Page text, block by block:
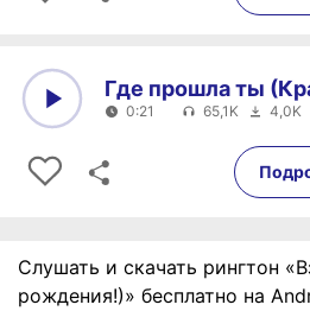
0:21
Где прошла ты
0:21 65,1K 4,0K
Слушать и скачать рингтон
рождения!)» бесплатно на